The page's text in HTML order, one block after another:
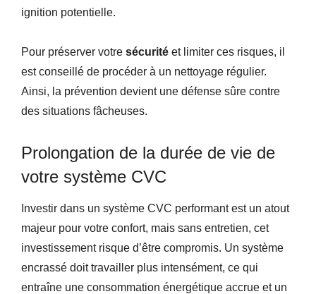
ignition potentielle.
Pour préserver votre sécurité et limiter ces risques, il
est conseillé de procéder à un nettoyage régulier.
Ainsi, la prévention devient une défense sûre contre
des situations fâcheuses.
Prolongation de la durée de vie de
votre système CVC
Investir dans un système CVC performant est un atout
majeur pour votre confort, mais sans entretien, cet
investissement risque d’être compromis. Un système
encrassé doit travailler plus intensément, ce qui
entraîne une consommation énergétique accrue et un